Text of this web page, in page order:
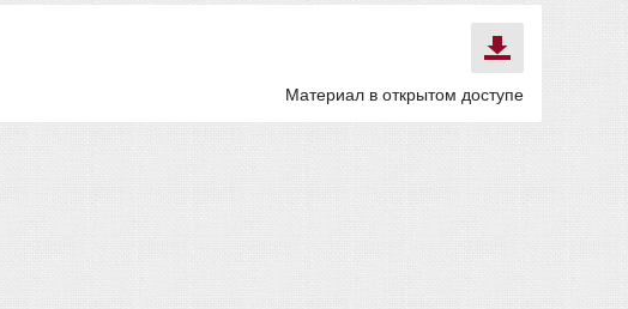
Материал в открытом доступе